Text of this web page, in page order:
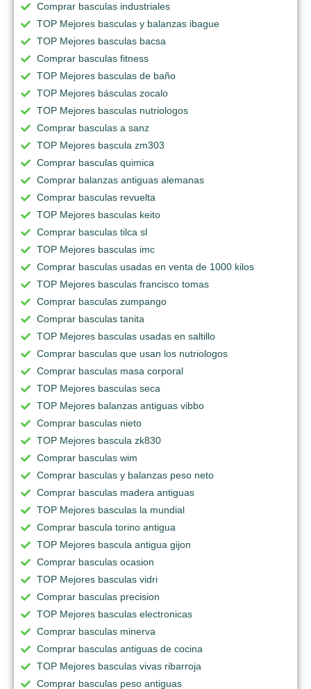
Comprar basculas industriales
TOP Mejores basculas y balanzas ibague
TOP Mejores basculas bacsa
Comprar basculas fitness
TOP Mejores basculas de baño
TOP Mejores básculas zocalo
TOP Mejores basculas nutriologos
Comprar basculas a sanz
TOP Mejores bascula zm303
Comprar basculas quimica
Comprar balanzas antiguas alemanas
Comprar basculas revuelta
TOP Mejores basculas keito
Comprar basculas tilca sl
TOP Mejores basculas imc
Comprar basculas usadas en venta de 1000 kilos
TOP Mejores basculas francisco tomas
Comprar basculas zumpango
Comprar basculas tanita
TOP Mejores basculas usadas en saltillo
Comprar basculas que usan los nutriologos
Comprar basculas masa corporal
TOP Mejores basculas seca
TOP Mejores balanzas antiguas vibbo
Comprar basculas nieto
TOP Mejores bascula zk830
Comprar basculas wim
Comprar basculas y balanzas peso neto
Comprar basculas madera antiguas
TOP Mejores basculas la mundial
Comprar bascula torino antigua
TOP Mejores bascula antigua gijon
Comprar basculas ocasion
TOP Mejores basculas vidri
Comprar basculas precision
TOP Mejores basculas electronicas
Comprar basculas minerva
Comprar basculas antiguas de cocina
TOP Mejores basculas vivas ribarroja
Comprar basculas peso antiguas